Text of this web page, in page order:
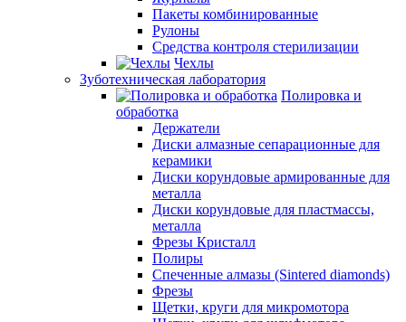
Пакеты комбинированные
Рулоны
Средства контроля стерилизации
Чехлы
Зуботехническая лаборатория
Полировка и
обработка
Держатели
Диски алмазные сепарационные для
керамики
Диски корундовые армированные для
металла
Диски корундовые для пластмассы,
металла
Фрезы Кристалл
Полиры
Спеченные алмазы (Sintered diamonds)
Фрезы
Щетки, круги для микромотора